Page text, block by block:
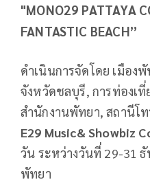
"MONO29 PATTAYA
FANTASTIC BEACH”
ดำเนินการจัดโดย เมือง
จังหวัดชลบุรี, การท่องเ
สำนักงานพัทยา, สถานีโ
E29 Music& Showbiz
วัน ระหว่างวันที่ 29-31
พัทยา